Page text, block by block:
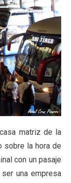
matriz de la
sobre la hora de
con un pasaje
una empresa